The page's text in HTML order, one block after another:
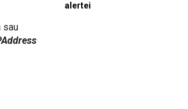
alertei
sau